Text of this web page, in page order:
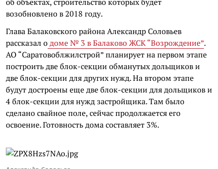
возобновлено в 2018 году.
Глава Балаковского района Александр Соловьев
рассказал одоме № 3 в Балаково ЖСК “Возрождение”.
АО “Саратовоблжилстрой” планирует на первом этапе
построить две блок-секции обманутых дольщиков и
две блок-секции для других нужд. На втором этапе
будут достроены еще две блок-секции для дольщиков и
4 блок-секции для нужд застройщика. Там было
сделано свайное поле, сейчас продолжается его
освоение. Готовность дома составляет 3%.